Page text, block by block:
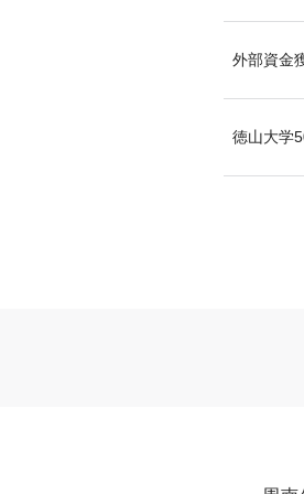
外部資金
徳山大学